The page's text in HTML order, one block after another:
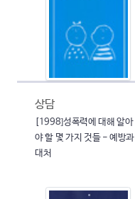
상담
[1998]성폭력에 대해 알아
야 할 몇 가지 것들 - 예방과
대처